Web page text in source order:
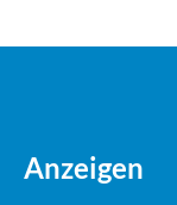
Anzeigen